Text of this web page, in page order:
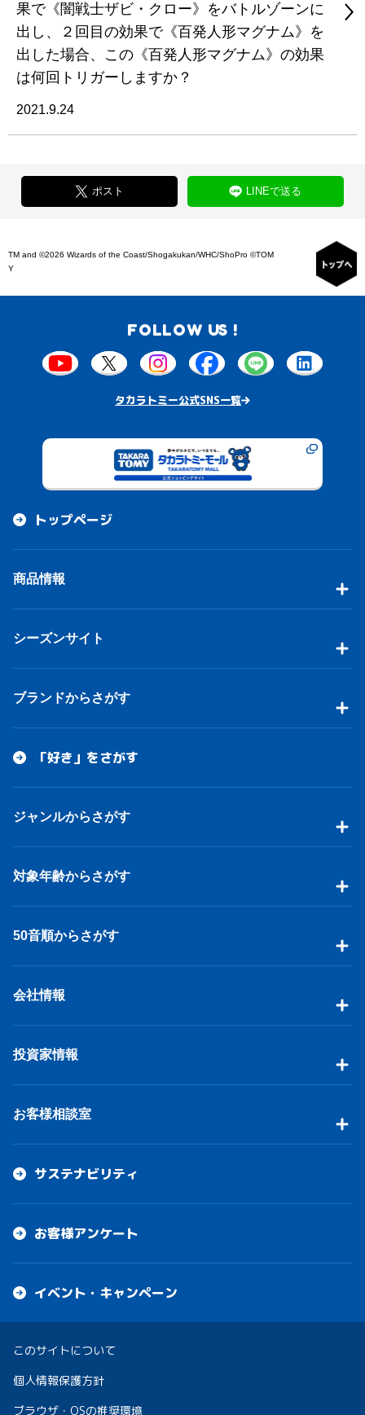
果で《闇戦士ザビ・クロー》をバトルゾーンに
出し、２回目の効果で《百発人形マグナム》を
出した場合、この《百発人形マグナム》の効果
は何回トリガーしますか？
2021.9.24
ポスト LINEで送る
TM and ©2026 Wizards of the Coast/Shogakukan/WHC/ShoPro ©TOM
Y
FOLLOW US !
タカラトミー公式SNS一覧
トップページ
商品情報
シーズンサイト
ブランドからさがす
「好き」をさがす
ジャンルからさがす
対象年齢からさがす
50音順からさがす
会社情報
投資家情報
お客様相談室
サステナビリティ
お客様アンケート
イベント・キャンペーン
このサイトについて
個人情報保護方針
ブラウザ・OSの推奨環境